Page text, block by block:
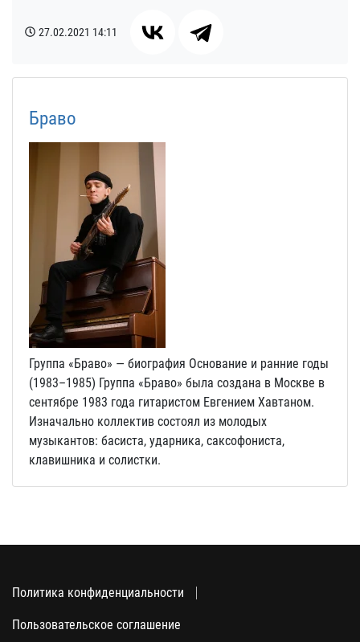
27.02.2021 14:11
Браво
Группа «Браво» — биография Основание и ранние годы
(1983–1985) Группа «Браво» была создана в Москве в
сентябре 1983 года гитаристом Евгением Хавтаном.
Изначально коллектив состоял из молодых
музыкантов: басиста, ударника, саксофониста,
клавишника и солистки.
Политика конфиденциальности
Пользовательское соглашение